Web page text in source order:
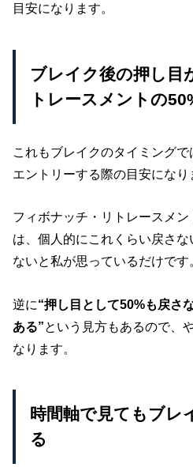
目安になります。
ブレイク後の押し目
トレースメントの
これもブレイクのタイミング
エントリーする際の目安になり
フィボナッチ・リトレースメ
は、個人的にこれくらい戻さ
ないと私が思っているだけです
逆に“押し目として50%も戻さ
ある”という見方もあるので、
なります。
時間軸で見てもブレ
る